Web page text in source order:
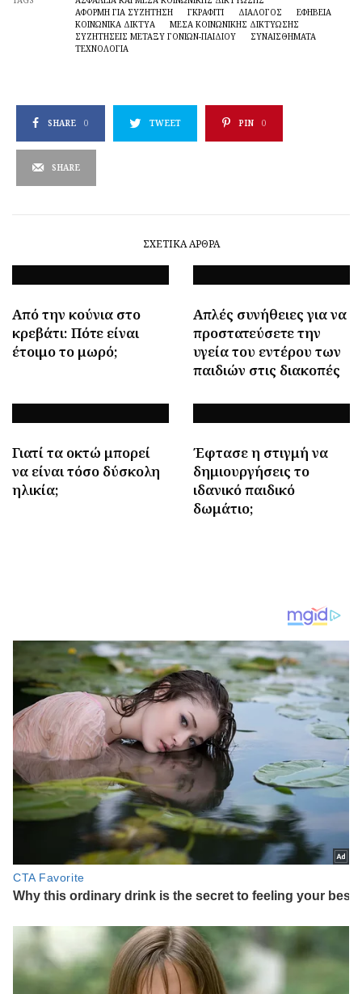
ΑΦΟΡΜΉ ΓΙΑ ΣΥΖΉΤΗΣΗ
ΓΚΡΆΦΙΤΙ ΔΙΑΛΟΓΟΣ
ΕΦΗΒΕΙΑ
ΚΟΙΝΩΝΙΚΆ ΔΊΚΤΥΑ
ΜΈΣΑ ΚΟΙΝΩΝΙΚΉΣ ΔΙΚΤΎΩΣΗΣ
ΣΥΖΗΤΉΣΕΙΣ ΜΕΤΑΞΎ ΓΟΝΙΏΝ-ΠΑΙΔΙΟΎ
ΣΥΝΑΙΣΘΗΜΑΤΑ
ΤΕΧΝΟΛΟΓΙΑ
SHARE 0 TWEET PIN 0
SHARE
ΣΧΕΤΙΚΆ ΆΡΘΡΑ
Από την κούνια στο
κρεβάτι: Πότε είναι
έτοιμο το μωρό;
Απλές συνήθειες για να
προστατεύσετε την
υγεία του εντέρου των
παιδιών στις διακοπές
Γιατί τα οκτώ μπορεί
να είναι τόσο δύσκολη
ηλικία;
Έφτασε η στιγμή να
δημιουργήσεις το
ιδανικό παιδικό
δωμάτιο;